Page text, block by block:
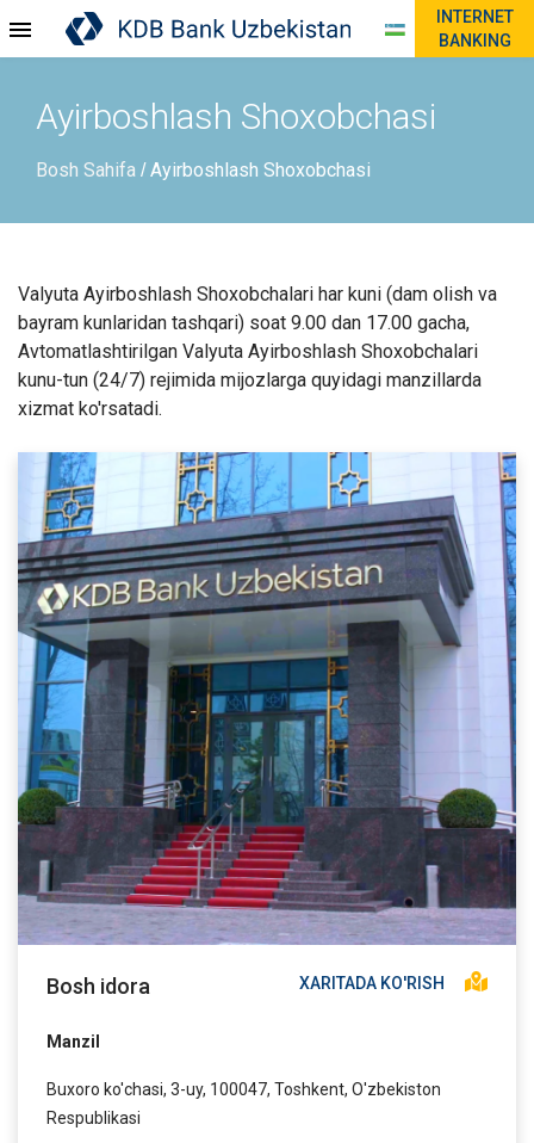
INTERNET
BANKING
Ayirboshlash Shoxobchasi
Bosh Sahifa /Ayirboshlash Shoxobchasi
Valyuta Ayirboshlash Shoxobchalari har kuni (dam olish va
bayram kunlaridan tashqari) soat 9.00 dan 17.00 gacha,
Avtomatlashtirilgan Valyuta Ayirboshlash Shoxobchalari
kunu-tun (24/7) rejimida mijozlarga quyidagi manzillarda
xizmat ko'rsatadi.
Bosh idora XARITADA KO'RISH
Manzil
Buxoro ko'chasi, 3-uy, 100047, Toshkent, O'zbekiston
Respublikasi